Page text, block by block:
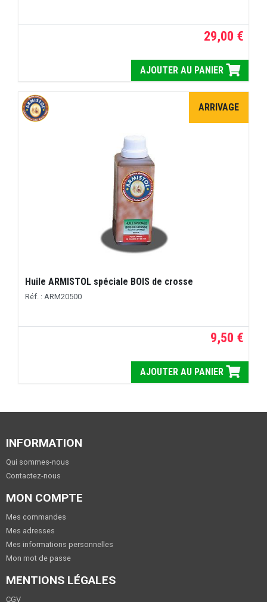
29,00 €
AJOUTER AU PANIER
ARRIVAGE
Huile ARMISTOL spéciale BOIS de crosse
Réf. : ARM20500
9,50 €
AJOUTER AU PANIER
INFORMATION
Qui sommes-nous
Contactez-nous
MON COMPTE
Mes commandes
Mes adresses
Mes informations personnelles
Mon mot de passe
MENTIONS LÉGALES
CGV